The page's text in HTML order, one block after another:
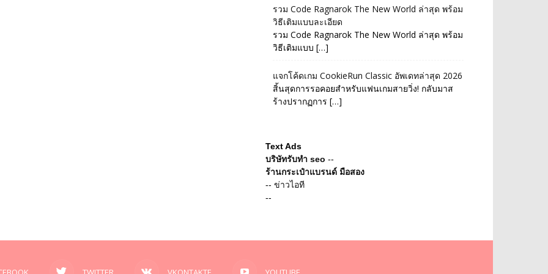
รวม Code Ragnarok The New World ล่าสุด พร้อม
วิธีเติมแบบละเอียด
รวม Code Ragnarok The New World ล่าสุด พร้อม
วิธีเติมแบบ […]
แจกโค้ดเกม CookieRun Classic อัพเดทล่าสุด 2026
สิ้นสุดการรอคอยสำหรับแฟนเกมสายวิ่ง! กลับมาส
ร้างปรากฏการ […]
Text Ads
บริษัทรับทำ seo --
ร้านกระเป๋าแบรนด์ มือสอง
-- ข่าวไอที
--